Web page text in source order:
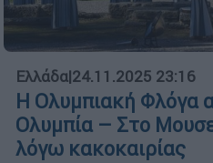
Ελλάδα|24.11.2025 23:16
Η Ολυμπιακή Φλόγα
Ολυμπία – Στο
λόγω κακοκαιρίας